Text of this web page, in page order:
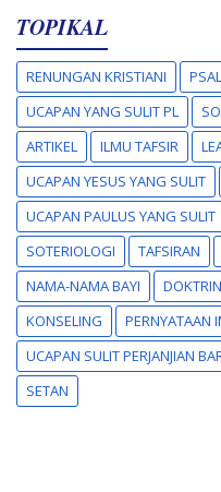
TOPIKAL
RENUNGAN KRISTIANI
UCAPAN YANG SULIT PL
ARTIKEL
ILMU TAFSIR
UCAPAN YESUS YANG SULIT
UCAPAN PAULUS YANG SULIT
SOTERIOLOGI
TAFSIRAN
NAMA-NAMA BAYI
DOKTRIN
KONSELING
PERNYATAAN
UCAPAN SULIT PERJANJIAN
SETAN